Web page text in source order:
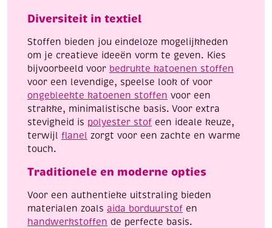
Diversiteit in textiel
Stoffen bieden jou eindeloze mogelijkheden
om je creatieve ideeën vorm te geven. Kies
bijvoorbeeld voor bedrukte katoenen stoffen
voor een levendige, speelse look of voor
ongebleekte katoenen stoffen voor een
strakke, minimalistische basis. Voor extra
stevigheid is polyester stof een ideale keuze,
terwijl flanel zorgt voor een zachte en warme
touch.
Traditionele en moderne opties
Voor een authentieke uitstraling bieden
materialen zoals aida borduurstof en
handwerkstoffen de perfecte basis.